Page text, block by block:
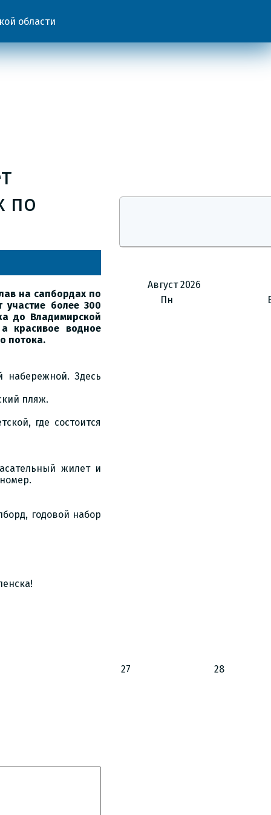
области
по
на сапбордах по
более 300
до Владимирской
красивое водное
потока.
набережной. Здесь
пляж.
где состоится
жилет и
годовой набор
Август 2026
Пн
27 28